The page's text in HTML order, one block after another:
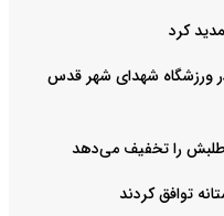
کرد
ورزشگاه شهدای شهر قدس
طلبش را تخفیف می‌دهد
توافق کردند